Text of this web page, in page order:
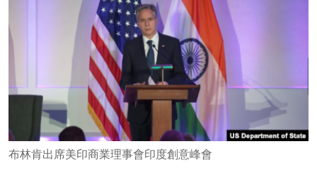
MIDDLE EAST
SECURITY AND DEFENSE
AID AND DEVELOPMENT
DEMOCRACY AND GOVERNANCE
ECONOMY AND TRADE
ENVIRONMENT AND HEALTH
IDEALS AND INSTITUTIONS
FOLLOW US
布林肯出席美印商業理事會印度創意峰會